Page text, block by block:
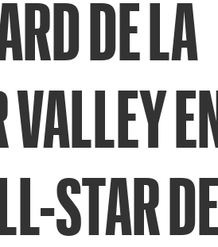
DE LA
EN
STAR DE